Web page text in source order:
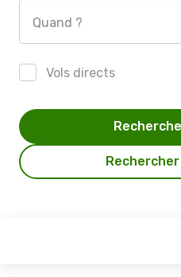
Quand ?
Vols directs